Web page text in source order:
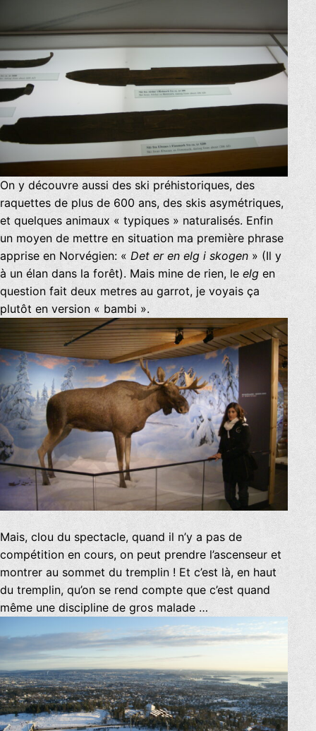
On y découvre aussi des ski préhistoriques, des
raquettes de plus de 600 ans, des skis asymétriques,
et quelques animaux « typiques » naturalisés. Enfin
un moyen de mettre en situation ma première phrase
apprise en Norvégien: « Det er en elg i skogen» (Il y
à un élan dans la forêt). Mais mine de rien, le elg en
question fait deux metres au garrot, je voyais ça
plutôt en version « bambi ».
Mais, clou du spectacle, quand il n’y a pas de
compétition en cours, on peut prendre l’ascenseur et
montrer au sommet du tremplin ! Et c’est là, en haut
du tremplin, qu’on se rend compte que c’est quand
même une discipline de gros malade …